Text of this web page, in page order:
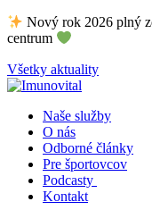
Skip
to
Nový rok 2026 plný
centrum
Všetky aktuality
Naše služby
O nás
Odborné články
Pre športovcov
Podcasty
Kontakt